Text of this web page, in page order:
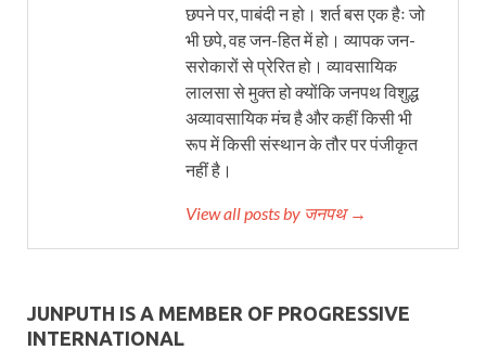
छपने पर, पाबंदी न हो। शर्त बस एक हैः जो
भी छपे, वह जन-हित में हो। व्यापक जन-
सरोकारों से प्रेरित हो। व्यावसायिक
लालसा से मुक्त हो क्योंकि जनपथ विशुद्ध
अव्यावसायिक मंच है और कहीं किसी भी
रूप में किसी संस्थान के तौर पर पंजीकृत
नहीं है।
View all posts by जनपथ →
JUNPUTH IS A MEMBER OF PROGRESSIVE
INTERNATIONAL